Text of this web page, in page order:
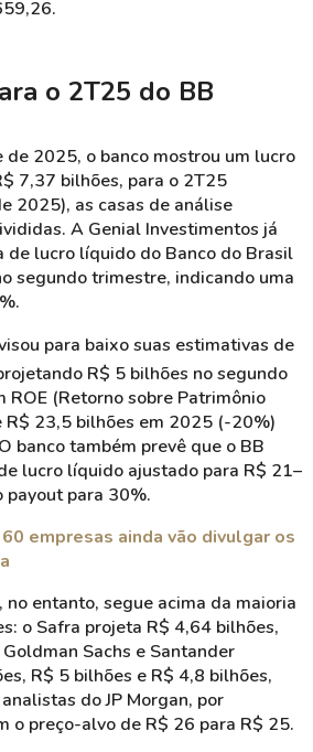
o 2T25 do BB
2025, o banco mostrou um lucro
7,37 bilhões, para o 2T25
2025), as casas de análise
A Genial Investimentos já
de lucro líquido do Banco do Brasil
segundo trimestre, indicando uma
para baixo suas estimativas de
R$ 5 bilhões no segundo
(Retorno sobre Patrimônio
23,5 bilhões em 2025 (-20%)
banco também prevê que o BB
lucro líquido ajustado para R$ 21–
payout para 30%.
empresas ainda vão divulgar os
entanto, segue acima da maioria
o Safra projeta R$ 4,64 bilhões,
Sachs e Santander
R$ 5 bilhões e R$ 4,8 bilhões,
do JP Morgan, por
o preço-alvo de R$ 26 para R$ 25.